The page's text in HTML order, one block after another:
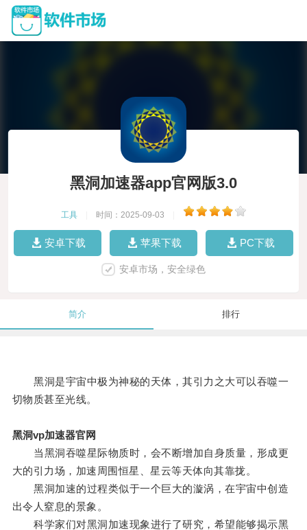
黑洞加速器app官网版3.0
工具 时间：2025-09-03
安卓下载 苹果下载 PC下载
安卓市场，安全绿色
简介 排行
黑洞是宇宙中极为神秘的天体，其引力之大可以吞噬一
切物质甚至光线。
黑洞vp加速器官网
当黑洞吞噬星际物质时，会不断增加自身质量，形成更
大的引力场，加速周围恒星、星云等天体向其靠拢。
黑洞加速的过程类似于一个巨大的漩涡，在宇宙中创造
出令人窒息的景象。
科学家们对黑洞加速现象进行了研究，希望能够揭示黑